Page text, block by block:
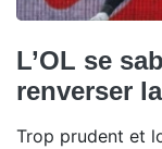
L’OL se
renverser
Trop prudent et